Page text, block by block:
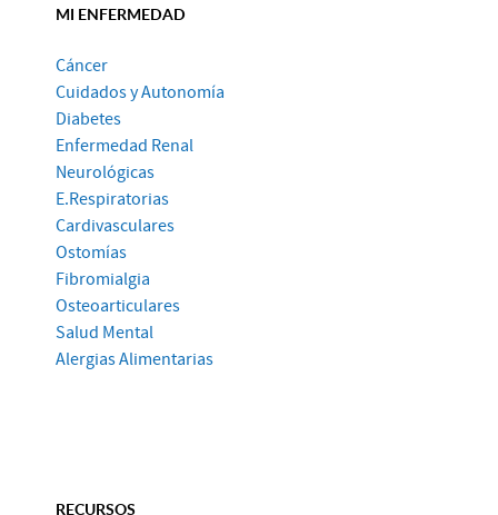
MI ENFERMEDAD
Cáncer
Cuidados y Autonomía
Diabetes
Enfermedad Renal
Neurológicas
E.Respiratorias
Cardivasculares
Ostomías
Fibromialgia
Osteoarticulares
Salud Mental
Alergias Alimentarias
RECURSOS